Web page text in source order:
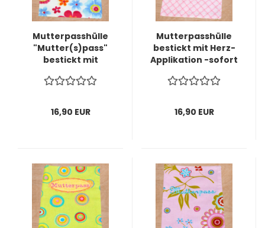
Mutterpasshülle
"Mutter(s)pass"
bestickt mit
lieferbar-
16,90 EUR
Mutterpasshülle
bestickt mit Herz-
Applikation -sofort
16,90 EUR